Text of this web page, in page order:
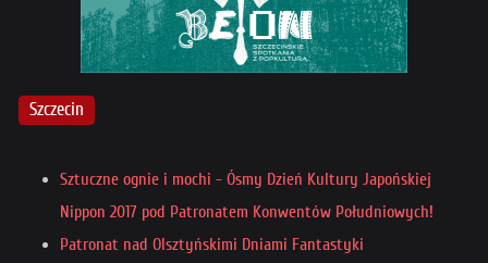
Szczecin
Sztuczne ognie i mochi - Ósmy Dzień Kultury Japońskiej
Nippon 2017 pod Patronatem Konwentów Południowych!
Patronat nad Olsztyńskimi Dniami Fantastyki